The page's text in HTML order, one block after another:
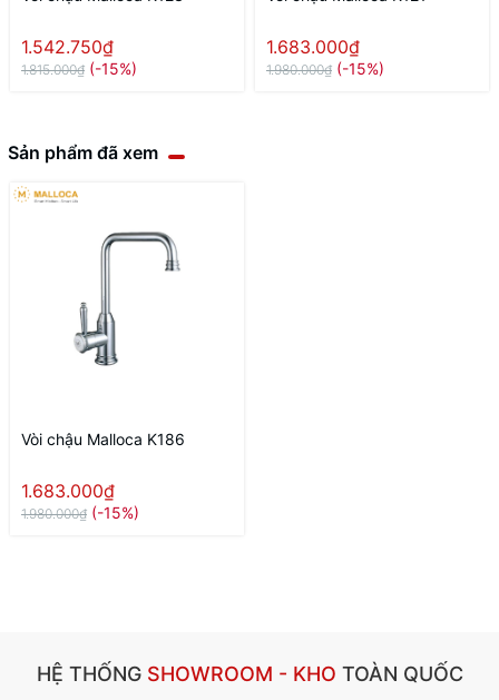
1.542.750₫
1.815.000₫ (-15%)
1.683.000₫
1.980.000₫ (-15%)
Sản phẩm đã xem
Vòi chậu Malloca K186
1.683.000₫
1.980.000₫ (-15%)
HỆ THỐNGSHOWROOM - KHO TOÀN QUỐC